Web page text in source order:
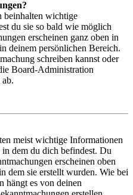
beinhalten wichtige
du sie so bald wie möglich
erscheinen ganz oben in
deinem persönlichen Bereich.
schreiben kannst oder
Board-Administration
meist wichtige Informationen
dem du dich befindest. Du
erscheinen oben
dem sie erstellt wurden. Wie bei
hängt es von deinen